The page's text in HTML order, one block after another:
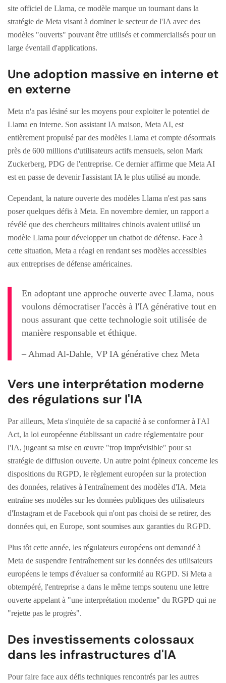
site officiel de Llama, ce modèle marque un tournant dans la
stratégie de Meta visant à dominer le secteur de l'IA avec des
modèles "ouverts" pouvant être utilisés et commercialisés pour un
large éventail d'applications.
Une adoption massive en interne et
en externe
Meta n'a pas lésiné sur les moyens pour exploiter le potentiel de
Llama en interne. Son assistant IA maison, Meta AI, est
entièrement propulsé par des modèles Llama et compte désormais
près de 600 millions d'utilisateurs actifs mensuels, selon Mark
Zuckerberg, PDG de l'entreprise. Ce dernier affirme que Meta AI
est en passe de devenir l'assistant IA le plus utilisé au monde.
Cependant, la nature ouverte des modèles Llama n'est pas sans
poser quelques défis à Meta. En novembre dernier, un rapport a
révélé que des chercheurs militaires chinois avaient utilisé un
modèle Llama pour développer un chatbot de défense. Face à
cette situation, Meta a réagi en rendant ses modèles accessibles
aux entreprises de défense américaines.
En adoptant une approche ouverte avec Llama, nous
voulons démocratiser l'accès à l'IA générative tout en
nous assurant que cette technologie soit utilisée de
manière responsable et éthique.
– Ahmad Al-Dahle, VP IA générative chez Meta
Vers une interprétation moderne
des régulations sur l'IA
Par ailleurs, Meta s'inquiète de sa capacité à se conformer à l'AI
Act, la loi européenne établissant un cadre réglementaire pour
l'IA, jugeant sa mise en œuvre "trop imprévisible" pour sa
stratégie de diffusion ouverte. Un autre point épineux concerne les
dispositions du RGPD, le règlement européen sur la protection
des données, relatives à l'entraînement des modèles d'IA. Meta
entraîne ses modèles sur les données publiques des utilisateurs
d'Instagram et de Facebook qui n'ont pas choisi de se retirer, des
données qui, en Europe, sont soumises aux garanties du RGPD.
Plus tôt cette année, les régulateurs européens ont demandé à
Meta de suspendre l'entraînement sur les données des utilisateurs
européens le temps d'évaluer sa conformité au RGPD. Si Meta a
obtempéré, l'entreprise a dans le même temps soutenu une lettre
ouverte appelant à "une interprétation moderne" du RGPD qui ne
"rejette pas le progrès".
Des investissements colossaux
dans les infrastructures d'IA
Pour faire face aux défis techniques rencontrés par les autres